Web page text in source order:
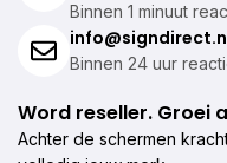
Binnen 1 minuut
Binnen 24 uur
Word reseller. Groei
Achter de schermen